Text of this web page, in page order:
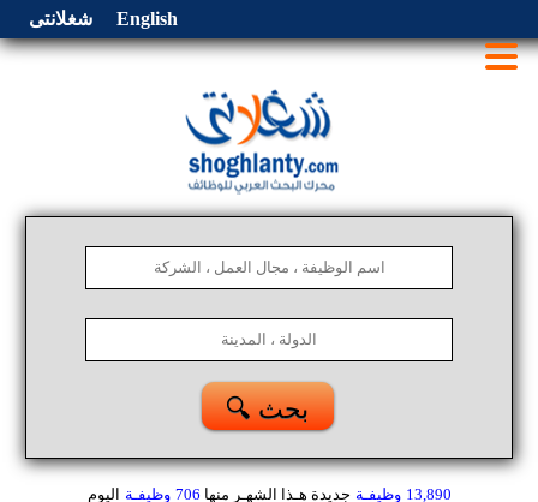
شغلانتى English
🔍 بحث
13,890 وظيفـة جديدة هـذا الشهـر منها 706 وظيفـة اليوم